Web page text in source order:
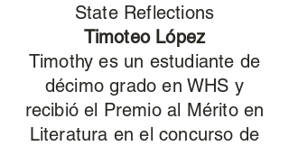
State Reflections
Timoteo López
Timothy es un estudiante de
décimo grado en WHS y
recibió el Premio al Mérito en
Literatura en el concurso de